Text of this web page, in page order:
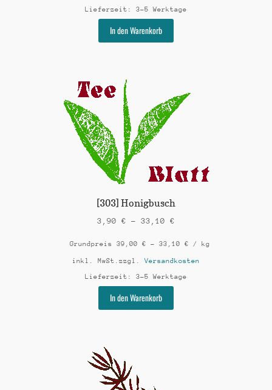
Lieferzeit: 3-5 Werktage
In den Warenkorb
auf.
Die
Produktseite
gewählt
[303] Honigbusch
3,90 € – 33,10 €
Grundpreis 39,00 € – 33,10 € / kg
inkl. MwSt. zzgl.Versandkosten
Lieferzeit: 3-5 Werktage
In den Warenkorb